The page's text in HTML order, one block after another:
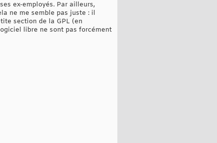
ex-employés. Par ailleurs,
ne me semble pas juste : il
section de la GPL (en
libre ne sont pas forcément